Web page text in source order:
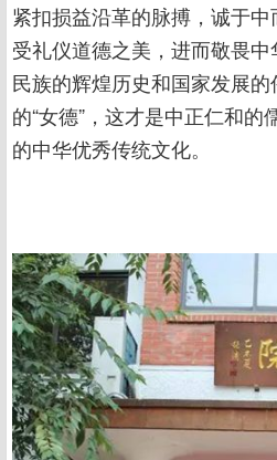
紧扣损益沿革的脉搏，诚于
受礼仪道德之美，进而敬畏
民族的辉煌历史和国家发展
的“女德”，这才是中正仁和
的中华优秀传统文化。